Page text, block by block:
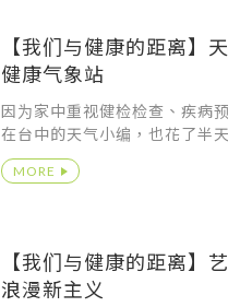
【我们与健康的距离】
健康气象站
因为家中重视健检检查、疾病
在台中的天气小编，也花了半
柏忕健康管理中心做全身的健
到健康与天气变化的关系，黄昱
度与湿度变化确实对于身体的
响，其实这几年常听到的空污
秋冬季节到初春这半年的期间，
MORE
【我们与健康的距离】
浪漫新主义